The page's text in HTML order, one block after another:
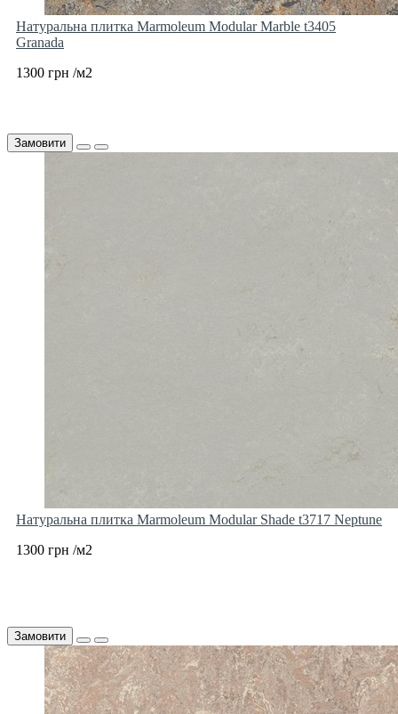
Натуральна плитка Marmoleum Modular Marble t3405
Granada
1300 грн /м2
Замовити
Натуральна плитка Marmoleum Modular Shade t3717 Neptune
1300 грн /м2
Замовити